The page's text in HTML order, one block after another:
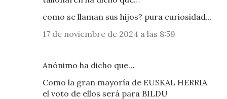
como se llaman sus hijos? pura curiosidad...
17 de noviembre de 2024 a las 8:59
Anónimo ha dicho que…
Como la gran mayoría de EUSKAL HERRIA
el voto de ellos será para BILDU